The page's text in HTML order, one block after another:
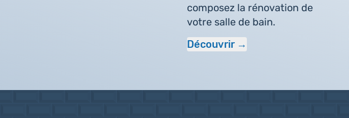
composez la rénovation de
votre salle de bain.
Découvrir